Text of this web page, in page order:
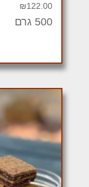
₪122.00
500 גרם